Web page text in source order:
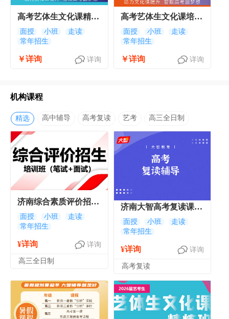
高考艺体生文化课精炼
班
面授 小班
走读
常年招生
￥详询 详询
高考艺体生文化课培训
班
面授 小班
走读
常年招生
￥详询 详询
机构课程
精选 高中辅导 高考复读 艺考 高三全日制
济南综合素质评价招生
培训班 济南综合评价
招生集训课程
面授 小班
走读
常年招生
¥详询 详询
高三全日制
济南大智高考复读课程
专业高复辅导班
面授 小班
走读
常年招生
¥详询 详询
高考复读